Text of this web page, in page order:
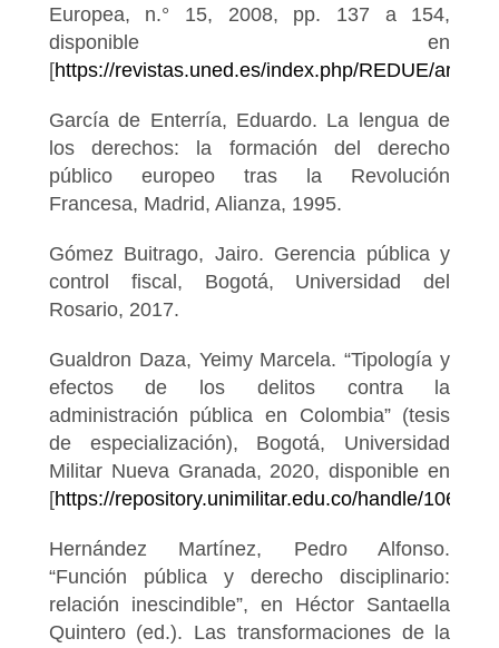
Europea, n.° 15, 2008, pp. 137 a 154,
disponible en
[https://revistas.uned.es/index.php/REDUE/
García de Enterría, Eduardo. La lengua de
los derechos: la formación del derecho
público europeo tras la Revolución
Francesa, Madrid, Alianza, 1995.
Gómez Buitrago, Jairo. Gerencia pública y
control fiscal, Bogotá, Universidad del
Rosario, 2017.
Gualdron Daza, Yeimy Marcela. “Tipología y
efectos de los delitos contra la
administración pública en Colombia” (tesis
de especialización), Bogotá, Universidad
Militar Nueva Granada, 2020, disponible en
[https://repository.unimilitar.edu.co/handle/10654/
Hernández Martínez, Pedro Alfonso.
“Función pública y derecho disciplinario:
relación inescindible”, en Héctor Santaella
Quintero (ed.). Las transformaciones de la